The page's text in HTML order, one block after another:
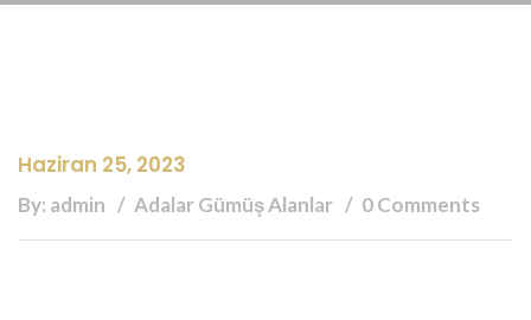
Haziran 25, 2023
By: admin Adalar Gümüş Alanlar 0 Comments